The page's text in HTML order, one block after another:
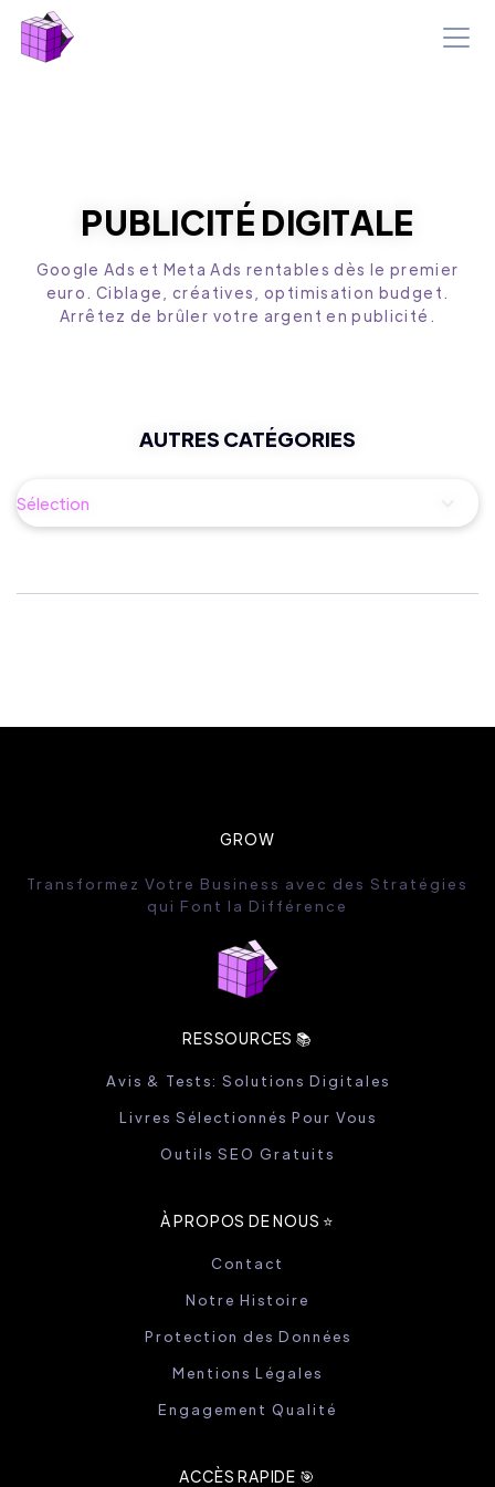
PUBLICITÉ DIGITALE
Google Ads et Meta Ads rentables dès le premier
euro. Ciblage, créatives, optimisation budget.
Arrêtez de brûler votre argent en publicité.
AUTRES CATÉGORIES
Sélection
GROW
Transformez Votre Business avec des Stratégies
qui Font la Différence
RESSOURCES 📚
Avis & Tests: Solutions Digitales
Livres Sélectionnés Pour Vous
Outils SEO Gratuits
À PROPOS DE NOUS ⭐️
Contact
Notre Histoire
Protection des Données
Mentions Légales
Engagement Qualité
ACCÈS RAPIDE 🎯